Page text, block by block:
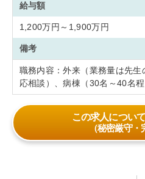
給与額
1,200万円～1,900万円
備考
職務内容：外来（業務量は先生
応相談）、病棟（30名～40名程
この求人につい
（秘密厳守・